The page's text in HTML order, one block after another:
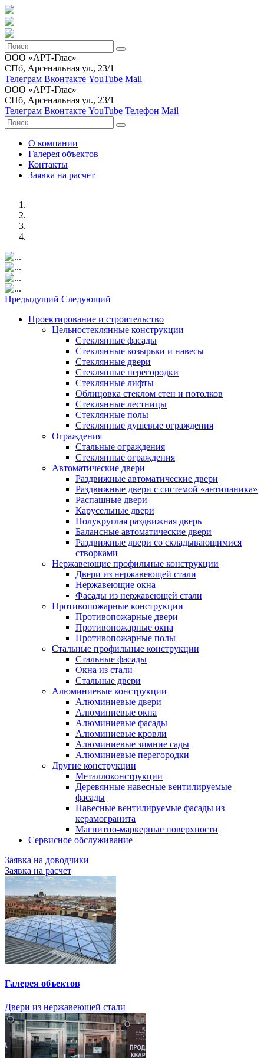
ООО «АРТ-Глас»
СПб, Арсенальная ул., 23/1
Телеграм Вконтакте YouTube Mail
ООО «АРТ-Глас»
СПб, Арсенальная ул., 23/1
Телеграм Вконтакте YouTube Телефон Mail
О компании
Галерея объектов
Контакты
Заявка на расчет
Предыдущий Следующий
Проектирование и строительство
Цельностеклянные конструкции
Стеклянные фасады
Стеклянные козырьки и навесы
Стеклянные двери
Стеклянные перегородки
Стеклянные лифты
Облицовка стеклом стен и потолков
Стеклянные лестницы
Стеклянные полы
Стеклянные душевые ограждения
Ограждения
Стальные ограждения
Cтеклянные ограждения
Автоматические двери
Раздвижные автоматические двери
Раздвижные двери с системой «антипаника»
Распашные двери
Карусельные двери
Полукруглая раздвижная дверь
Балансные автоматические двери
Раздвижные двери со складывающимися
створками
Нержавеющие профильные конструкции
Двери из нержавеющей стали
Нержавеющие окна
Фасады из нержавеющей стали
Противопожарные конструкции
Противопожарные двери
Противопожарные окна
Противопожарные полы
Стальные профильные конструкции
Стальные фасады
Окна из стали
Стальные двери
Алюминиевые конструкции
Алюминиевые двери
Алюминиевые окна
Алюминиевые фасады
Алюминиевые кровли
Алюминиевые зимние сады
Алюминиевые перегородки
Другие конструкции
Металлоконструкции
Деревянные навесные вентилируемые
фасады
Навесные вентилируемые фасады из
керамогранита
Магнитно-маркерные поверхности
Сервисное обслуживание
Заявка на доводчики
Заявка на расчет
Галерея объектов
Двери из нержавеющей стали